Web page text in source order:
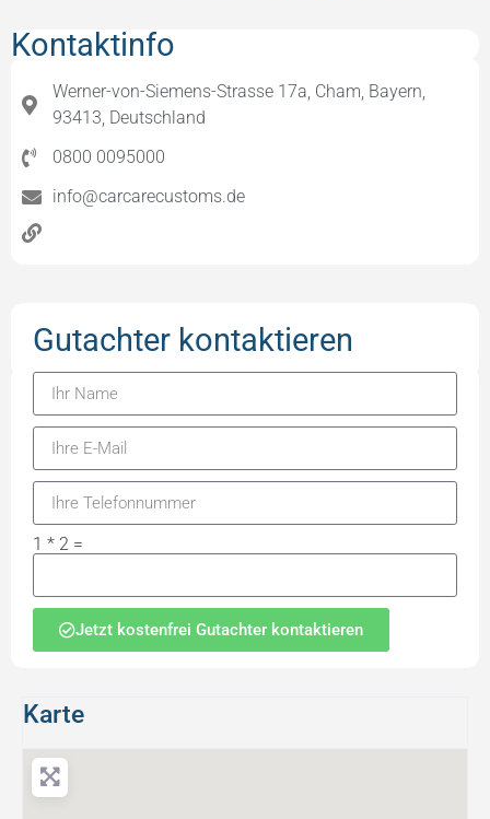
Karte
Kontaktinfo
Werner-von-Siemens-Strasse 17a, Cham, Bayern,
93413, Deutschland
0800 0095000
info@carcarecustoms.de
Gutachter kontaktieren
1 * 2 =
Jetzt kostenfrei Gutachter kontaktieren